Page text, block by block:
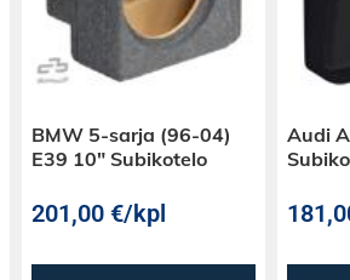
BMW 5-sarja (96-04)
E39 10″ Subikotelo
201,00€/kpl
Audi